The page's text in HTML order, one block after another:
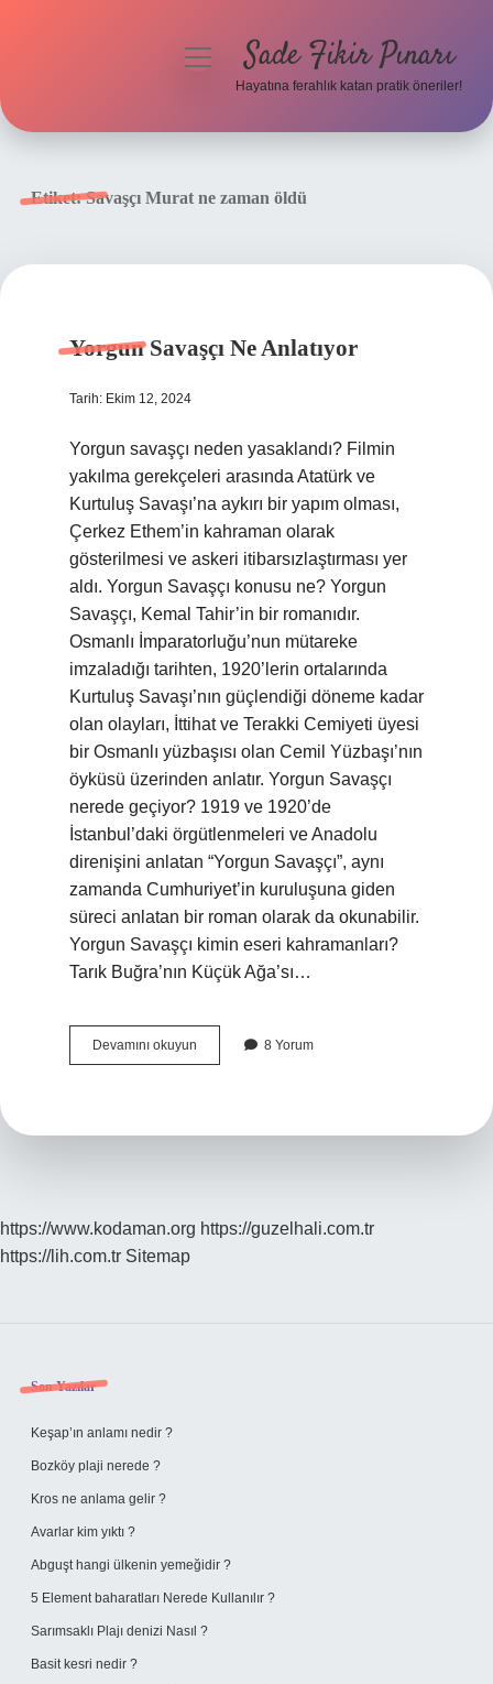
menüyüSade Fikir Pınarı
Hayatına ferahlık katan pratik öneriler!
Etiket:Savaşçı Murat ne zaman öldü
Yorgun Savaşçı Ne Anlatıyor
Tarih: Ekim 12, 2024
Yorgun savaşçı neden yasaklandı? Filmin
yakılma gerekçeleri arasında Atatürk ve
Kurtuluş Savaşı’na aykırı bir yapım olması,
Çerkez Ethem’in kahraman olarak
gösterilmesi ve askeri itibarsızlaştırması yer
aldı. Yorgun Savaşçı konusu ne? Yorgun
Savaşçı, Kemal Tahir’in bir romanıdır.
Osmanlı İmparatorluğu’nun mütareke
imzaladığı tarihten, 1920’lerin ortalarında
Kurtuluş Savaşı’nın güçlendiği döneme kadar
olan olayları, İttihat ve Terakki Cemiyeti üyesi
bir Osmanlı yüzbaşısı olan Cemil Yüzbaşı’nın
öyküsü üzerinden anlatır. Yorgun Savaşçı
nerede geçiyor? 1919 ve 1920’de
İstanbul’daki örgütlenmeleri ve Anadolu
direnişini anlatan “Yorgun Savaşçı”, aynı
zamanda Cumhuriyet’in kuruluşuna giden
süreci anlatan bir roman olarak da okunabilir.
Yorgun Savaşçı kimin eseri kahramanları?
Tarık Buğra’nın Küçük Ağa’sı…
Devamını okuyun
Savaşçı
8 Yorum
https://www.kodaman.org https://guzelhali.com.tr
https://lih.com.tr Sitemap
Sidebar
Son Yazılar
Keşap’ın anlamı nedir ?
Bozköy plaji nerede ?
Kros ne anlama gelir ?
Avarlar kim yıktı ?
Abguşt hangi ülkenin yemeğidir ?
5 Element baharatları Nerede Kullanılır ?
Sarımsaklı Plajı denizi Nasıl ?
Basit kesri nedir ?